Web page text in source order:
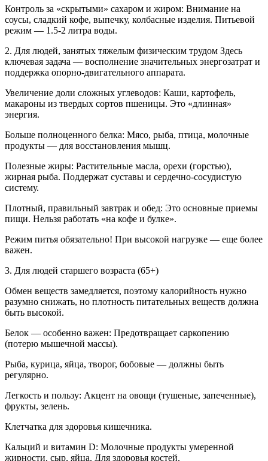
Контроль за «скрытыми» сахаром и жиром: Внимание на
соусы, сладкий кофе, выпечку, колбасные изделия. Питьевой
режим — 1.5-2 литра воды.
2. Для людей, занятых тяжелым физическим трудом Здесь
ключевая задача — восполнение значительных энергозатрат и
поддержка опорно-двигательного аппарата.
Увеличение доли сложных углеводов: Каши, картофель,
макароны из твердых сортов пшеницы. Это «длинная»
энергия.
Больше полноценного белка: Мясо, рыба, птица, молочные
продукты — для восстановления мышц.
Полезные жиры: Растительные масла, орехи (горстью),
жирная рыба. Поддержат суставы и сердечно-сосудистую
систему.
Плотный, правильный завтрак и обед: Это основные приемы
пищи. Нельзя работать «на кофе и булке».
Режим питья обязательно! При высокой нагрузке — еще более
важен.
3. Для людей старшего возраста (65+)
Обмен веществ замедляется, поэтому калорийность нужно
разумно снижать, но плотность питательных веществ должна
быть высокой.
Белок — особенно важен: Предотвращает саркопению
(потерю мышечной массы).
Рыба, курица, яйца, творог, бобовые — должны быть
регулярно.
Легкость и пользу: Акцент на овощи (тушеные, запеченные),
фрукты, зелень.
Клетчатка для здоровья кишечника.
Кальций и витамин D: Молочные продукты умеренной
жирности, сыр, яйца. Для здоровья костей.